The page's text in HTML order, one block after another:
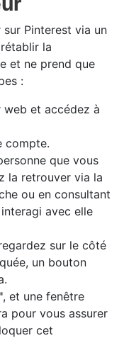
Pinterest via un
la
et ne prend que
:
web et accédez à
compte.
que vous
la retrouver via la
ou en consultant
avec elle
sur le côté
un bouton
, et une fenêtre
pour vous assurer
cet